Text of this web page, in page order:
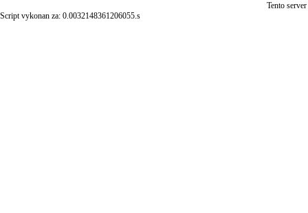
Tento
Script vykonan za: 0.0032148361206055.s